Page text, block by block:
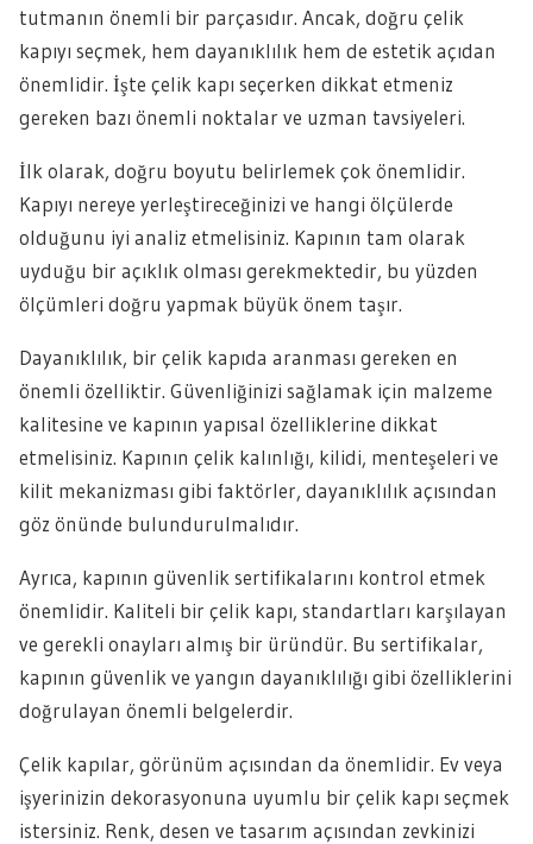
tutmanın önemli bir parçasıdır. Ancak, doğru çelik
kapıyı seçmek, hem dayanıklılık hem de estetik açıdan
önemlidir. İşte çelik kapı seçerken dikkat etmeniz
gereken bazı önemli noktalar ve uzman tavsiyeleri.
İlk olarak, doğru boyutu belirlemek çok önemlidir.
Kapıyı nereye yerleştireceğinizi ve hangi ölçülerde
olduğunu iyi analiz etmelisiniz. Kapının tam olarak
uyduğu bir açıklık olması gerekmektedir, bu yüzden
ölçümleri doğru yapmak büyük önem taşır.
Dayanıklılık, bir çelik kapıda aranması gereken en
önemli özelliktir. Güvenliğinizi sağlamak için malzeme
kalitesine ve kapının yapısal özelliklerine dikkat
etmelisiniz. Kapının çelik kalınlığı, kilidi, menteşeleri ve
kilit mekanizması gibi faktörler, dayanıklılık açısından
göz önünde bulundurulmalıdır.
Ayrıca, kapının güvenlik sertifikalarını kontrol etmek
önemlidir. Kaliteli bir çelik kapı, standartları karşılayan
ve gerekli onayları almış bir üründür. Bu sertifikalar,
kapının güvenlik ve yangın dayanıklılığı gibi özelliklerini
doğrulayan önemli belgelerdir.
Çelik kapılar, görünüm açısından da önemlidir. Ev veya
işyerinizin dekorasyonuna uyumlu bir çelik kapı seçmek
istersiniz. Renk, desen ve tasarım açısından zevkinizi